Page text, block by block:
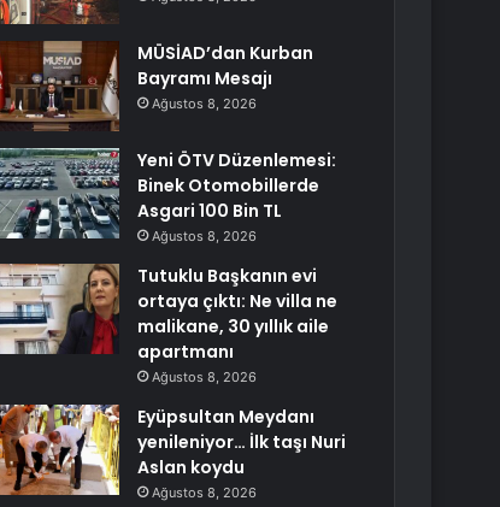
MÜSİAD’dan Kurban
Bayramı Mesajı
Ağustos 8, 2026
Yeni ÖTV Düzenlemesi:
Binek Otomobillerde
Asgari 100 Bin TL
Ağustos 8, 2026
Tutuklu Başkanın evi
ortaya çıktı: Ne villa ne
malikane, 30 yıllık aile
apartmanı
Ağustos 8, 2026
Eyüpsultan Meydanı
yenileniyor… İlk taşı Nuri
Aslan koydu
Ağustos 8, 2026